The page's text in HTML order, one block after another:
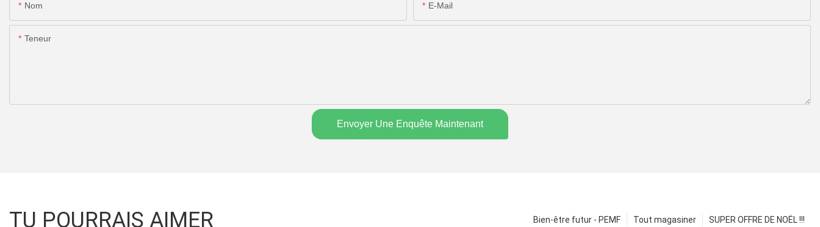
Nom E-Mail
Teneur
Envoyer Une Enquête Maintenant
TU POURRAIS AIMER SUPER OFFRE DE NOËL !!!
Tout magasiner
Bien-être futur - PEMF